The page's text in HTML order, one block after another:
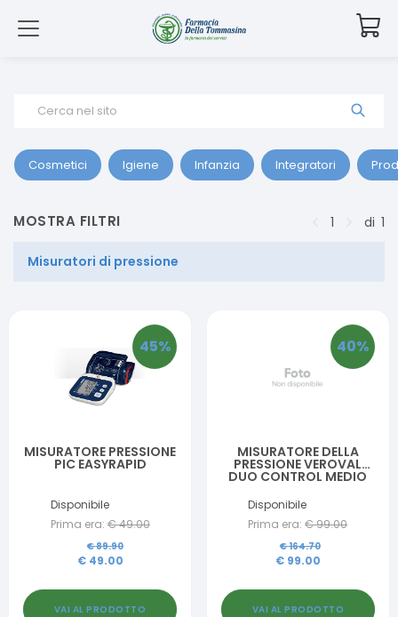
Cerca nel sito
Cosmetici Igiene Infanzia Integratori
MOSTRA FILTRI 1 di 1
Misuratori di pressione
45%
MISURATORE PRESSIONE
PIC EASYRAPID
Disponibile
Prima era: €49.00
€89.90
€ 49.00
VAI AL PRODOTTO
40%
MISURATORE DELLA
PRESSIONE VEROVAL
DUO CONTROL MEDIO
Disponibile
Prima era: €99.00
€164.70
€ 99.00
VAI AL PRODOTTO